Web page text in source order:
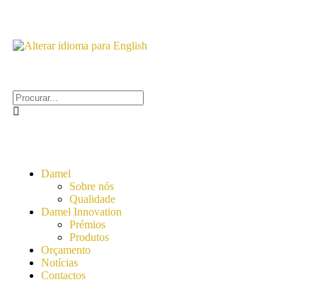
Damel
Sobre nós
Qualidade
Damel Innovation
Prémios
Produtos
Orçamento
Notícias
Contactos